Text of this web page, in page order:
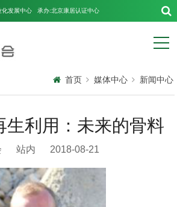
化发展中心 承办:北京康居认证中心
首页 媒体中心 新闻中心
生利用：未来的骨料
站内 2018-08-21